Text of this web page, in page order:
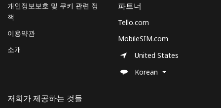
개인정보보호 및 쿠키 관련 정
책
이용약관
소개
저희가 제공하는 것들
파트너
Tello.com
MobileSIM.com
United States
Korean